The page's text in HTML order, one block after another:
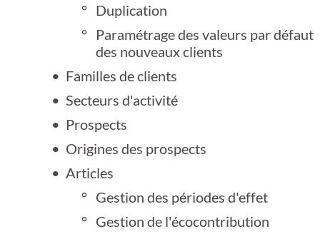
Duplication
Paramétrage des valeurs par défaut
des nouveaux clients
Familles de clients
Secteurs d'activité
Prospects
Origines des prospects
Articles
Gestion des périodes d'effet
Gestion de l'écocontribution